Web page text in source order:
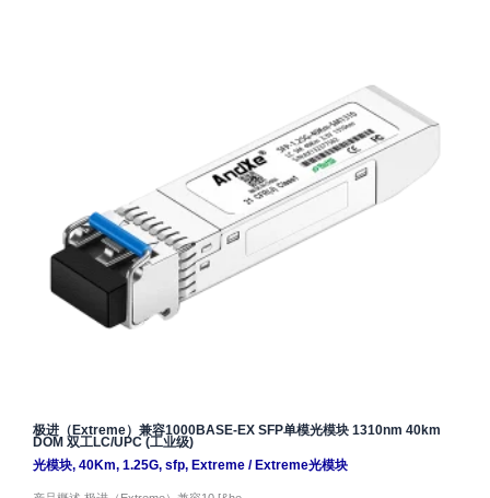
极进（Extreme）兼容1000BASE-EX SFP单模光模块 1310nm 40km
DOM 双工LC/UPC (工业级)
光模块, 40Km, 1.25G, sfp, Extreme/ Extreme光模块